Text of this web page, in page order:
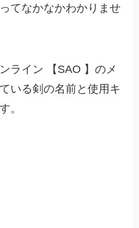
てなかなかわかりませ
ライン 【SAO 】のメ
いる剣の名前と使用キ
。